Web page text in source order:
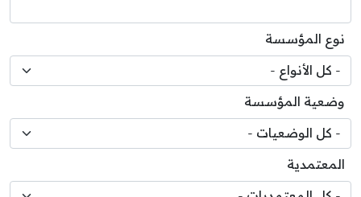
نوع المؤسسة
وضعية المؤسسة
المعتمدية